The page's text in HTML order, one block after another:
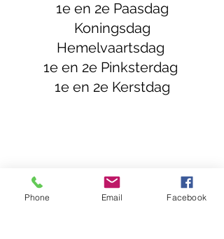
1e en 2e Paasdag
Koningsdag
Hemelvaartsdag
1e en 2e Pinksterdag
1e en 2e Kerstdag
info@peperzak.cigo.nl
Phone Email Facebook